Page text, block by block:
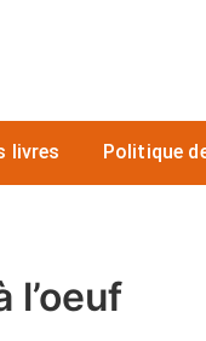
livres Politique
l’oeuf